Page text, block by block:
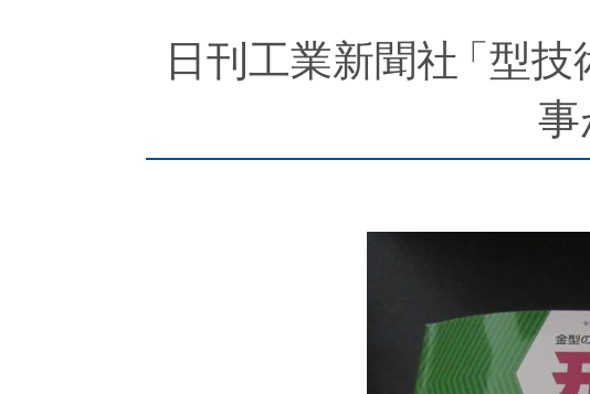
日刊工業新聞社「型技
事